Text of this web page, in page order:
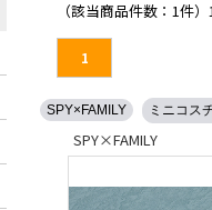
（該当商品件数：1件
1
SPY×FAMILY ミニコス
SPY×FAMILY